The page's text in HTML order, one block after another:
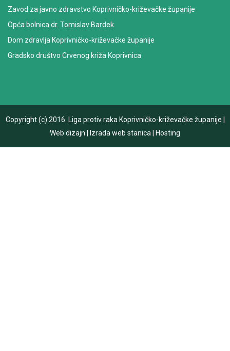
Zavod za javno zdravstvo Koprivničko-križevačke županije
Opća bolnica dr. Tomislav Bardek
Dom zdravlja Koprivničko-križevačke županije
Gradsko društvo Crvenog križa Koprivnica
Copyright (c) 2016. Liga protiv raka Koprivničko-križevačke županije
Web dizajn
Izrada web stanica Hosting